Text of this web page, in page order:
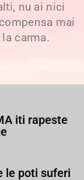
nu ai nici
mai
carma.
iti rapeste
le poti suferi